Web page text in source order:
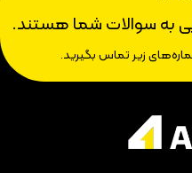
به سوالات شما هستند.
زیر تماس بگیرید.